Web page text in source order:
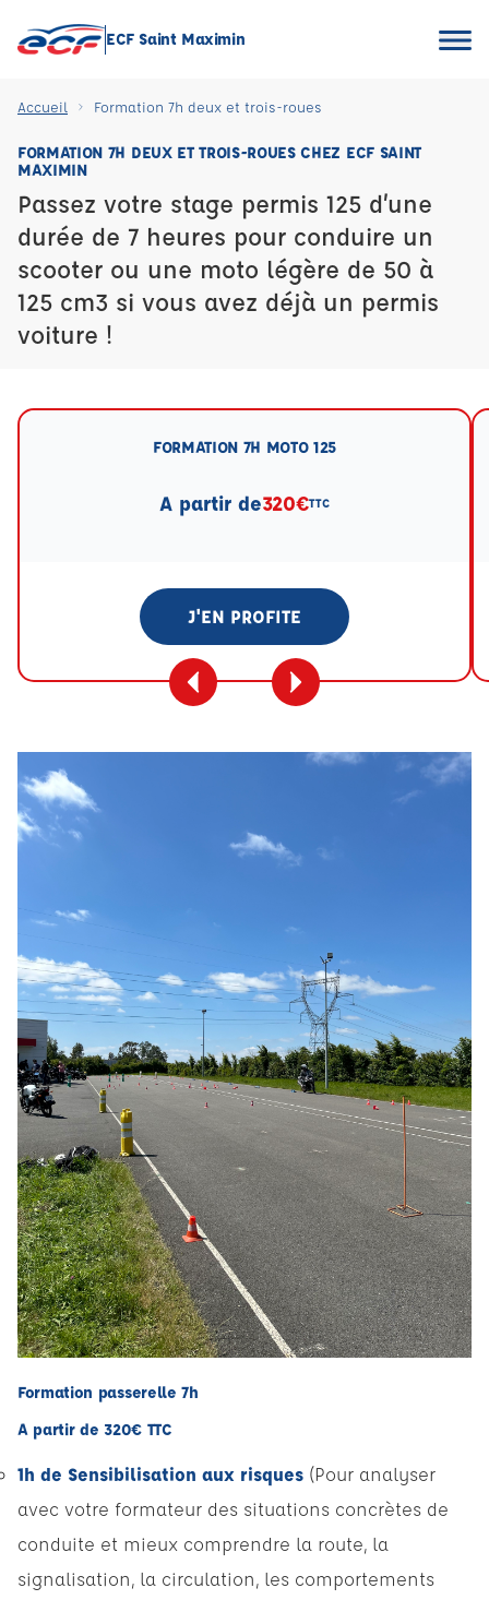
ECF Saint Maximin
Accueil Formation 7h deux et trois-roues
FORMATION 7H DEUX ET TROIS-ROUES CHEZ ECF SAINT
MAXIMIN
Passez votre stage permis 125 d’une
durée de 7 heures pour conduire un
scooter ou une moto légère de 50 à
125 cm3 si vous avez déjà un permis
voiture !
FORMATION 7H MOTO 125
A partir de320€TTC
J'EN PROFITE
Formation passerelle 7h
A partir de 320€ TTC
1h de Sensibilisation aux risques (Pour analyser
avec votre formateur des situations concrètes de
conduite et mieux comprendre la route, la
signalisation, la circulation, les comportements